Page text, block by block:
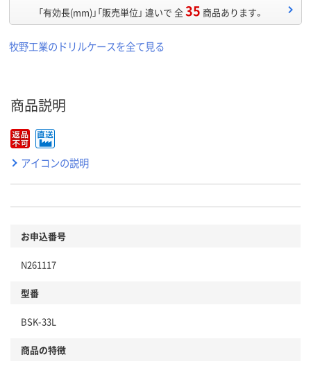
「有効長(mm)」「販売単位」 違いで 全35 商品あります。
牧野工業のドリルケースを全て見る
商品説明
アイコンの説明
お申込番号
N261117
型番
BSK-33L
商品の特徴